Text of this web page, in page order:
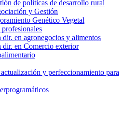
de políticas de desarrollo rural
y Gestión
Genético Vegetal
profesionales
dir. en agronegocios y alimentos
dir. en Comercio exterior
y perfeccionamiento para